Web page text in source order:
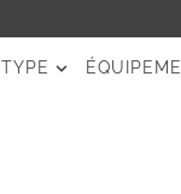
TYPE